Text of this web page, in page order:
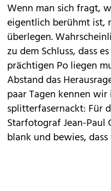
Wenn man sich fragt,
eigentlich berühmt ist,
überlegen.
zu dem Schluss, dass
prächtigen Po liegen
Abstand das
paar Tagen kennen
splitterfasernackt: Für
Starfotograf Jean-Paul
blank und bewies,